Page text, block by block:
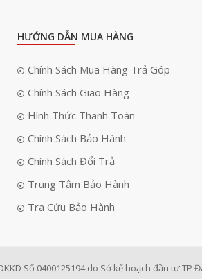
HƯỚNG DẪN MUA HÀNG
Chính Sách Mua Hàng Trả Góp
Chính Sách Giao Hàng
Hình Thức Thanh Toán
Chính Sách Bảo Hành
Chính Sách Đổi Trả
Trung Tâm Bảo Hành
Tra Cứu Bảo Hành
Số 0400125194 do Sở kế hoạch đầu tư TP